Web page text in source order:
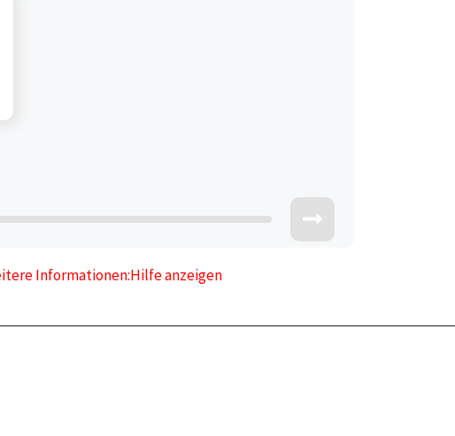
Informationen:Hilfe anzeigen